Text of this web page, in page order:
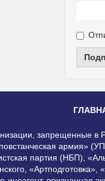
запрещенные
армия»
партия (НБП),